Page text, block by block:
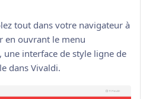
tout dans votre navigateur à
en ouvrant le menu
une interface de style ligne de
dans Vivaldi.